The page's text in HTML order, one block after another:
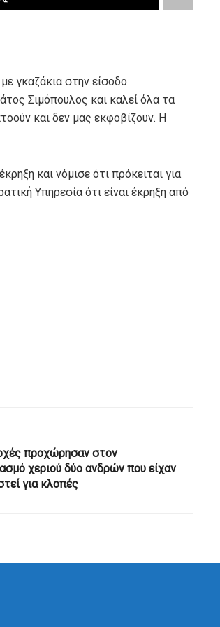
γκαζάκια στην είσοδο
Σιμόπουλος και καλεί όλα τα
και δεν μας εκφοβίζουν. Η
και νόμισε ότι πρόκειται για
Υπηρεσία ότι είναι έκρηξη από
προχώρησαν στον
χεριού δύο ανδρών που είχαν
για κλοπές